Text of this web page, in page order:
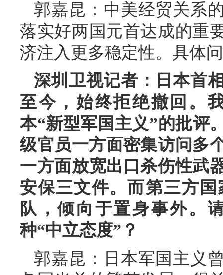
郭嘉昆：中美经贸关系
落实好两国元首达成的重
济注入更多稳定性。具体
深圳卫视记者：日本首
至今，始终拒绝撤回。
本“新型军国主义”的批评
级官员一方面密集访问多
一方面放宽出口杀伤性武
安保三文件。而第三方
队，倾向于置身事外。
种“中立态度”？
郭嘉昆：日本军国主义